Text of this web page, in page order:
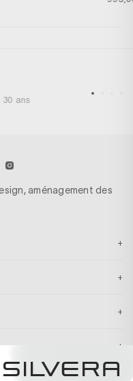
30 ans
aménagement des